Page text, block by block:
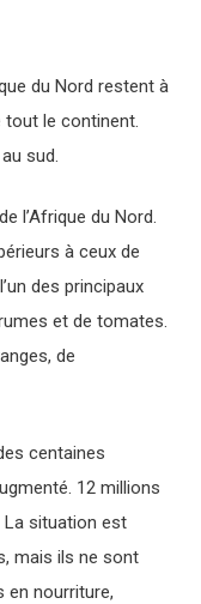
du Nord restent à
le continent.
sud.
l’Afrique du Nord.
à ceux de
des principaux
et de tomates.
de
centaines
12 millions
La situation est
mais ils ne sont
nourriture,